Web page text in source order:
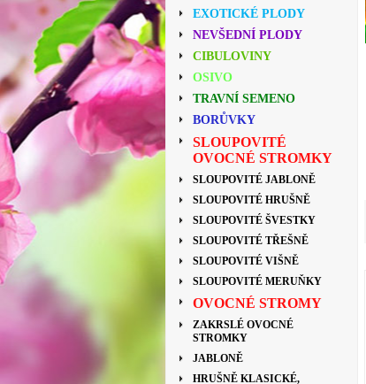
EXOTICKÉ PLODY
NEVŠEDNÍ PLODY
CIBULOVINY
OSIVO
TRAVNÍ SEMENO
BORŮVKY
SLOUPOVITÉ
OVOCNÉ STROMKY
SLOUPOVITÉ JABLONĚ
SLOUPOVITÉ HRUŠNĚ
SLOUPOVITÉ ŠVESTKY
SLOUPOVITÉ TŘEŠNĚ
SLOUPOVITÉ VIŠNĚ
SLOUPOVITÉ MERUŇKY
OVOCNÉ STROMY
ZAKRSLÉ OVOCNÉ
STROMKY
JABLONĚ
HRUŠNĚ KLASICKÉ,